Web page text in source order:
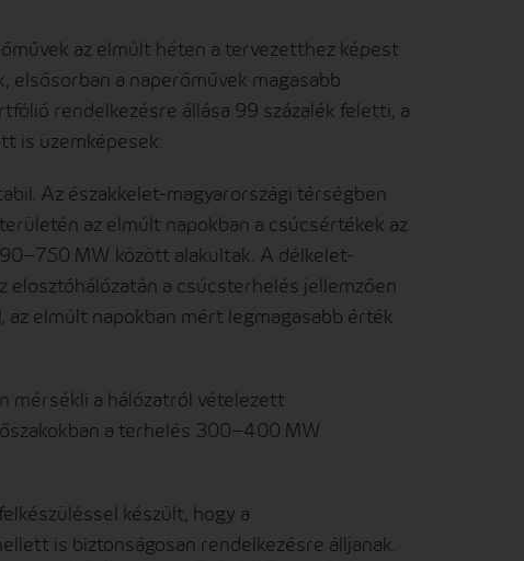
az elmúlt héten a tervezetthez képest
elsősorban a naperőművek magasabb
rendelkezésre állása 99 százalék feletti, a
is üzemképesek.
Az északkelet-magyarországi térségben
az elmúlt napokban a csúcsértékek az
MW között alakultak. A délkelet-
elosztóhálózatán a csúcsterhelés jellemzően
elmúlt napokban mért legmagasabb érték
mérsékli a hálózatról vételezett
a terhelés 300–400 MW
készült, hogy a
is biztonságosan rendelkezésre álljanak.